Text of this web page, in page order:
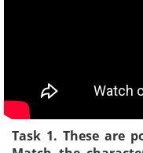
Task 1. These are